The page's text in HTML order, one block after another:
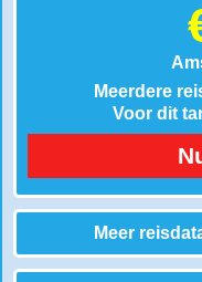
Meerdere
Voor dit
Meer